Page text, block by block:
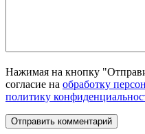
Нажимая на кнопку
согласие на обработку
политику